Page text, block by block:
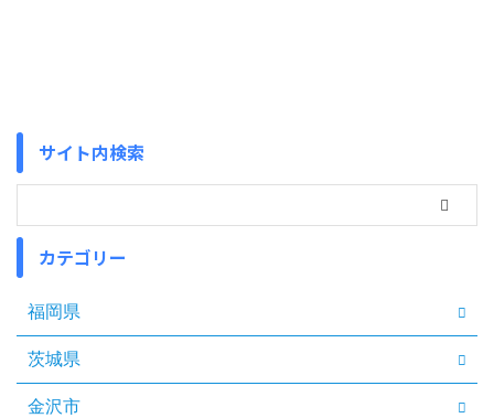
サイト内検索
カテゴリー
福岡県
茨城県
金沢市